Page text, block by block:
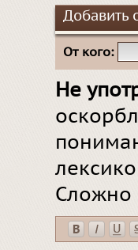
Добавить
От кого:
Не
Сложно